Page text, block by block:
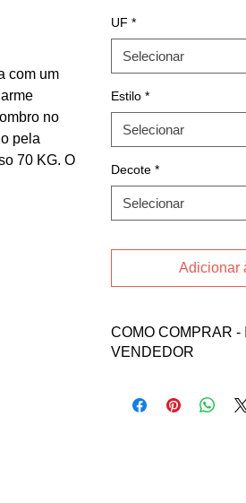
com um
no
pela
70 KG. O
UF *
Selecionar
Estilo *
Selecionar
Decote *
Selecionar
Adicionar
COMO COMPRAR
VENDEDOR
a vendedora Isabela